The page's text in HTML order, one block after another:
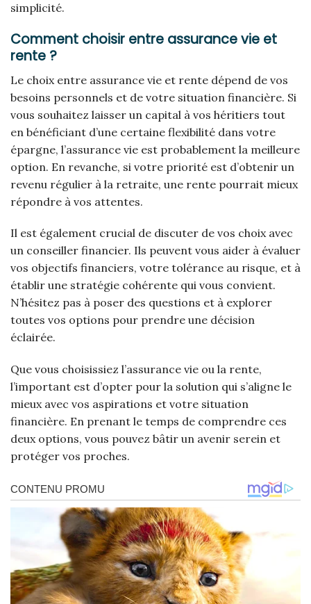
simplicité.
Comment choisir entre assurance vie et
rente ?
Le choix entre assurance vie et rente dépend de vos
besoins personnels et de votre situation financière. Si
vous souhaitez laisser un capital à vos héritiers tout
en bénéficiant d’une certaine flexibilité dans votre
épargne, l’assurance vie est probablement la meilleure
option. En revanche, si votre priorité est d’obtenir un
revenu régulier à la retraite, une rente pourrait mieux
répondre à vos attentes.
Il est également crucial de discuter de vos choix avec
un conseiller financier. Ils peuvent vous aider à évaluer
vos objectifs financiers, votre tolérance au risque, et à
établir une stratégie cohérente qui vous convient.
N’hésitez pas à poser des questions et à explorer
toutes vos options pour prendre une décision
éclairée.
Que vous choisissiez l’assurance vie ou la rente,
l’important est d’opter pour la solution qui s’aligne le
mieux avec vos aspirations et votre situation
financière. En prenant le temps de comprendre ces
deux options, vous pouvez bâtir un avenir serein et
protéger vos proches.